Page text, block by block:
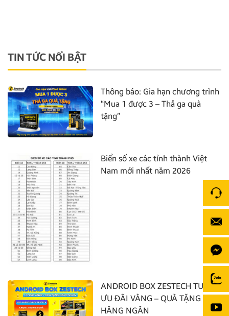
TIN TỨC NỔI BẬT
Thông báo: Gia hạn chương trình
“Mua 1 được 3 – Thả ga quà
tặng”
Biển số xe các tỉnh thành Việt
Nam mới nhất năm 2026
ANDROID BOX ZESTECH TUNG
ƯU ĐÃI VÀNG – QUÀ TẶNG
HÀNG NGÀN